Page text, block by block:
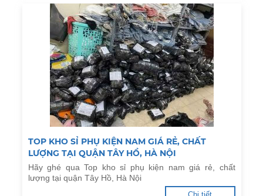
TOP KHO SỈ PHỤ KIỆN NAM GIÁ RẺ, CHẤT
LƯỢNG TẠI QUẬN TÂY HỒ, HÀ NỘI
Hãy ghé qua Top kho sỉ phụ kiện nam giá rẻ, chất
lượng tại quận Tây Hồ, Hà Nội